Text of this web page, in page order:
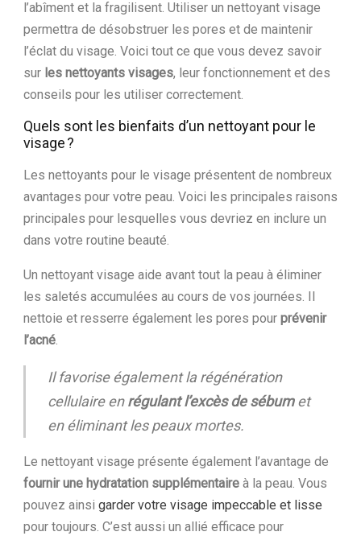
l’abîment et la fragilisent. Utiliser un nettoyant visage
permettra de désobstruer les pores et de maintenir
l’éclat du visage. Voici tout ce que vous devez savoir
sur les nettoyants visages, leur fonctionnement et des
conseils pour les utiliser correctement.
Quels sont les bienfaits d’un nettoyant pour le
visage ?
Les nettoyants pour le visage présentent de nombreux
avantages pour votre peau. Voici les principales raisons
principales pour lesquelles vous devriez en inclure un
dans votre routine beauté.
Un nettoyant visage aide avant tout la peau à éliminer
les saletés accumulées au cours de vos journées. Il
nettoie et resserre également les pores pour prévenir
l’acné.
Il favorise également la régénération
cellulaire enrégulant l’excès de sébumet
en éliminant les peaux mortes.
Le nettoyant visage présente également l’avantage de
fournir une hydratation supplémentaire à la peau. Vous
pouvez ainsi garder votre visage impeccable et lisse
pour toujours. C’est aussi un allié efficace pour